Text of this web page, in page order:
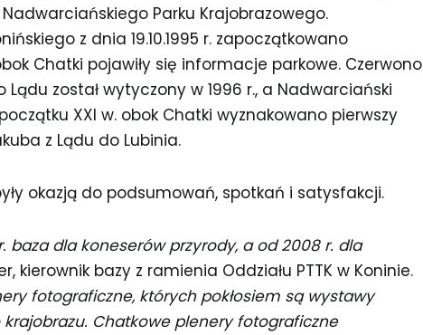
Parku Krajobrazowego.
z dnia 19.10.1995 r. zapoczątkowano
Chatki pojawiły się informacje parkowe. Czerwono
został wytyczony w 1996 r., a Nadwarciański
XXI w. obok Chatki wyznakowano pierwszy
z Lądu do Lubinia.
okazją do podsumowań, spotkań i satysfakcji.
r. baza dla koneserów przyrody, a od 2008 r. dla
kierownik bazy z ramienia Oddziału PTTK w Koninie.
fotograficzne, których pokłosiem są wystawy
Chatkowe plenery fotograficzne